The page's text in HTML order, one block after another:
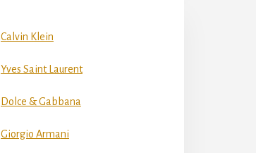
Calvin Klein
Yves Saint Laurent
Dolce & Gabbana
Giorgio Armani